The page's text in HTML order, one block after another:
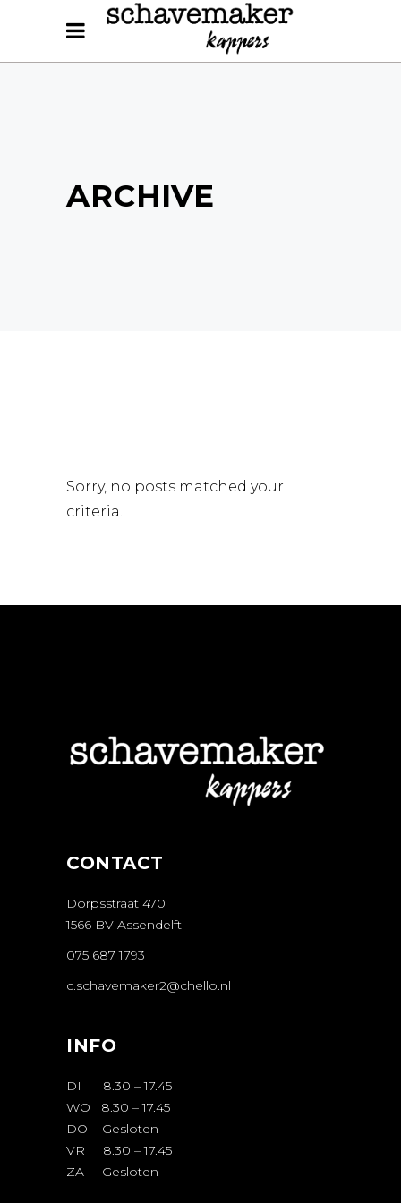
ARCHIVE
Sorry, no posts matched your
criteria.
CONTACT
Dorpsstraat 470
1566 BV Assendelft
075 687 1793
c.schavemaker2@chello.nl
INFO
DI 8.30 – 17.45
WO 8.30 – 17.45
DO Gesloten
VR 8.30 – 17.45
ZA Gesloten